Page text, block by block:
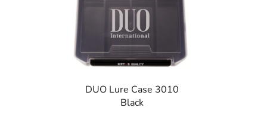
DUO Lure Case 3010
Black